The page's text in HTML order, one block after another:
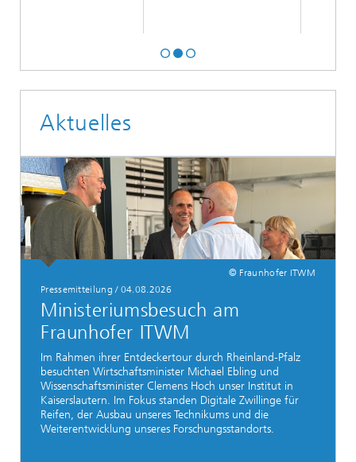
Aktuelles
© Fraunhofer ITWM
Pressemitteilung / 04.08.2026
Ministeriumsbesuch am
Fraunhofer ITWM
Im Rahmen ihrer Entdeckertour durch Rheinland-Pfalz
besuchten Wirtschaftsminister Michael Ebling und
Wissenschaftsminister Clemens Hoch unser Institut in
Kaiserslautern. Im Fokus standen Digitale Zwillinge für
Reifen, der Ausbau unseres Technikums und die
Weiterentwicklung unseres Forschungsstandorts.